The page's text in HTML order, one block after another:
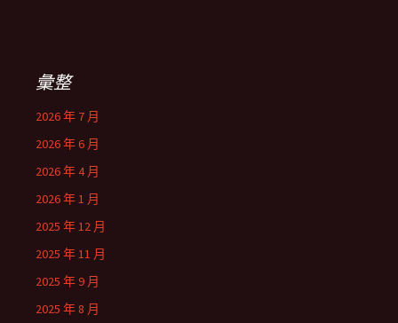
彙整
2026 年 7 月
2026 年 6 月
2026 年 4 月
2026 年 1 月
2025 年 12 月
2025 年 11 月
2025 年 9 月
2025 年 8 月